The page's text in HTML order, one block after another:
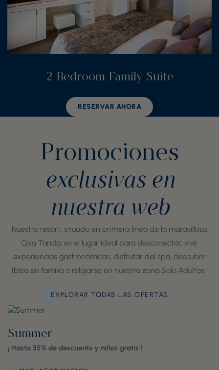
2 Bedroom Family Suite
RESERVAR AHORA
Promociones
exclusivas en
nuestra web
Nuestro resort, situado en primera línea de la maravillosa
Cala Tarida, es el lugar ideal para desconectar, vivir
experiencias gastronómicas, disfrutar del spa, descubrir
Ibiza en familia o relajarse en nuestra zona Solo Adultos.
EXPLORAR TODAS LAS OFERTAS
Summer
¡ Hasta 35% de descuento y niños gratis !